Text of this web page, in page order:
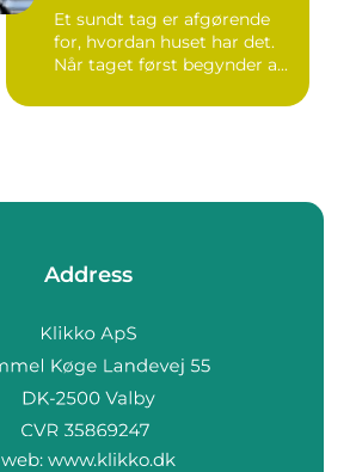
Et sundt tag er afgørende
for, hvordan huset har det.
Når taget først begynder a...
Address
web: www.klikko.dk